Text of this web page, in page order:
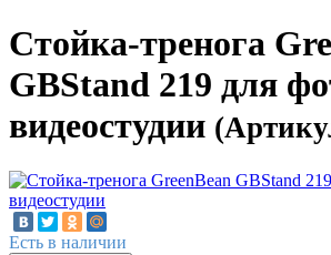
Стойка-тренога
GBStand 219 для
видеостудии
Есть в наличии